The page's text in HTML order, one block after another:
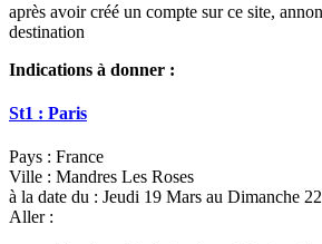
après avoir créé un compte sur ce site,
destination
Indications à donner :
St1 : Paris
Pays : France
Ville : Mandres Les Roses
à la date du : Jeudi 19 Mars au Dimanche
Aller :